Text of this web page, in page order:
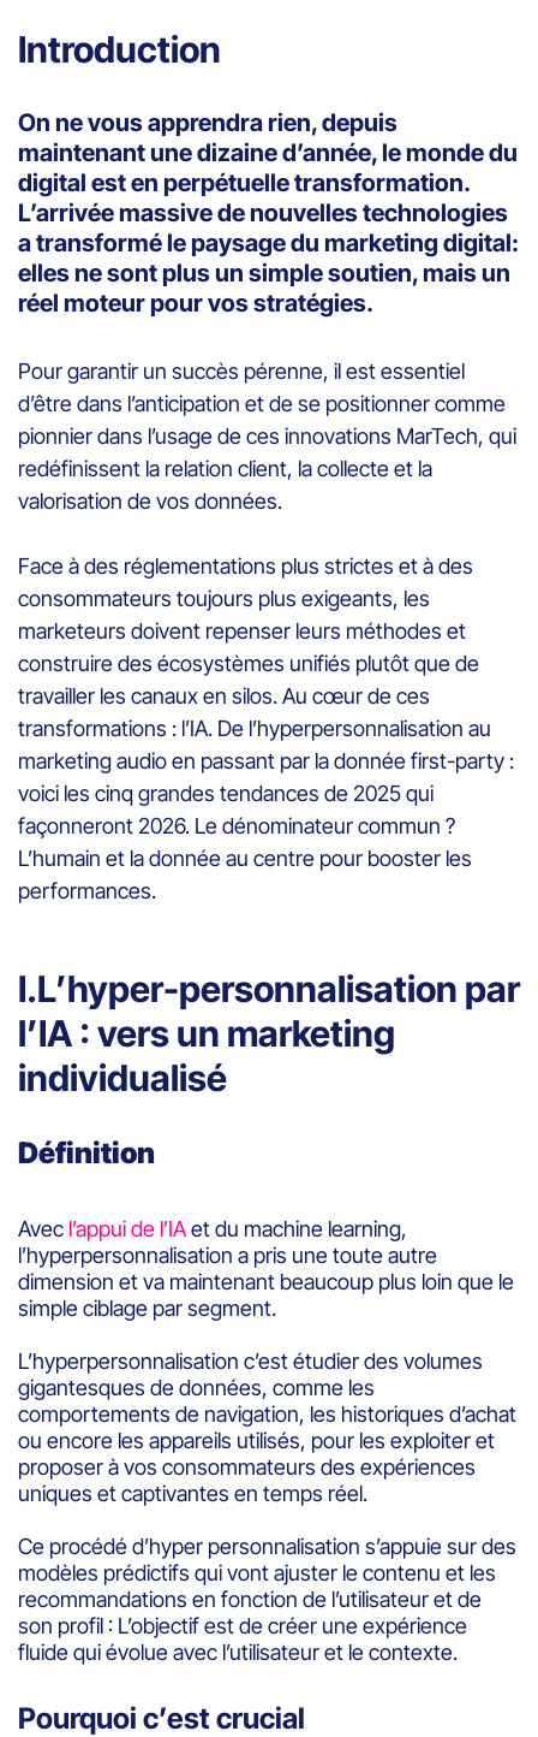
Introduction
On ne vous apprendra rien, depuis
maintenant une dizaine d’année, le monde du
digital est en perpétuelle transformation.
L’arrivée massive de nouvelles technologies
a transformé le paysage du marketing digital:
elles ne sont plus un simple soutien, mais un
réel moteur pour vos stratégies.
Pour garantir un succès pérenne, il est essentiel
d’être dans l’anticipation et de se positionner comme
pionnier dans l’usage de ces innovations MarTech, qui
redéfinissent la relation client, la collecte et la
valorisation de vos données.
Face à des réglementations plus strictes et à des
consommateurs toujours plus exigeants, les
marketeurs doivent repenser leurs méthodes et
construire des écosystèmes unifiés plutôt que de
travailler les canaux en silos. Au cœur de ces
transformations : l’IA. De l’hyperpersonnalisation au
marketing audio en passant par la donnée first-party :
voici les cinq grandes tendances de 2025 qui
façonneront 2026. Le dénominateur commun ?
L’humain et la donnée au centre pour booster les
performances.
I.L’hyper-personnalisation par
l’IA : vers un marketing
individualisé
Définition
Avec l’appui de l’IAet du machine learning,
l’hyperpersonnalisation a pris une toute autre
dimension et va maintenant beaucoup plus loin que le
simple ciblage par segment.
L’hyperpersonnalisation c’est étudier des volumes
gigantesques de données, comme les
comportements de navigation, les historiques d’achat
ou encore les appareils utilisés, pour les exploiter et
proposer à vos consommateurs des expériences
uniques et captivantes en temps réel.
Ce procédé d’hyper personnalisation s’appuie sur des
modèles prédictifs qui vont ajuster le contenu et les
recommandations en fonction de l’utilisateur et de
son profil : L’objectif est de créer une expérience
fluide qui évolue avec l’utilisateur et le contexte.
Pourquoi c’est crucial